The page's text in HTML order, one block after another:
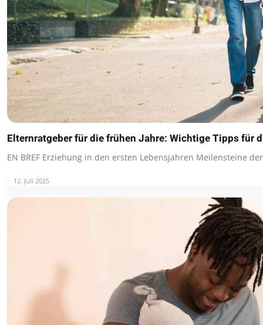
Elternratgeber für die frühen Jahre: Wichtige Tipps für
EN BREF Erziehung in den ersten Lebensjahren Meilensteine
12. Juli 2025